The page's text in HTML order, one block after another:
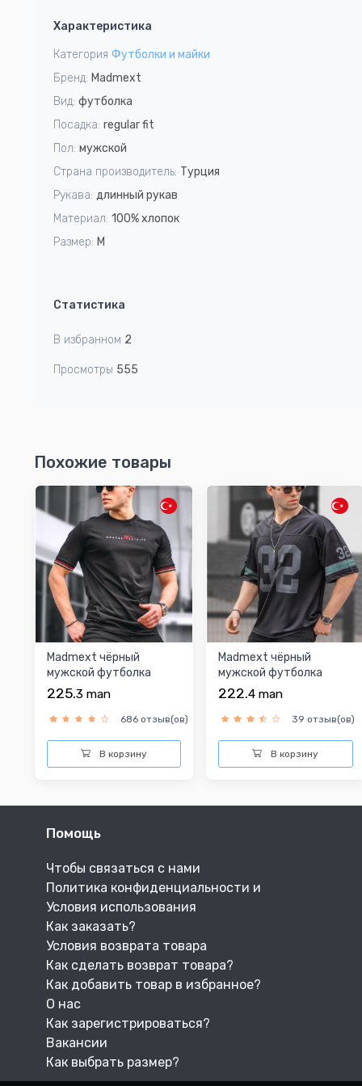
2
Характеристика
Категория Футболки и майки
Бренд: Madmext
Вид: футболка
Посадка: regular fit
Пол: мужской
Страна производитель: Турция
Рукава: длинный рукав
Материал: 100% хлопок
Размер: M
Статистика
В избранном 2
Просмотры 555
Похожие товары
Madmext чёрный
мужской футболка
225.3 man
686 отзыв(ов)
В корзину
Madmext чёрный
мужской футболка
222.4 man
39 отзыв(ов)
В корзину
Помощь
Чтобы связаться с нами
Политика конфиденциальности и
Условия использования
Как заказать?
Условия возврата товара
Как сделать возврат товара?
Как добавить товар в избранное?
О нас
Как зарегистрироваться?
Вакансии
Как выбрать размер?